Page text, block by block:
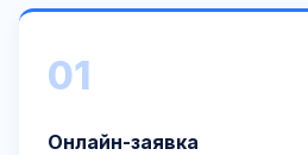
01
Онлайн-заявка